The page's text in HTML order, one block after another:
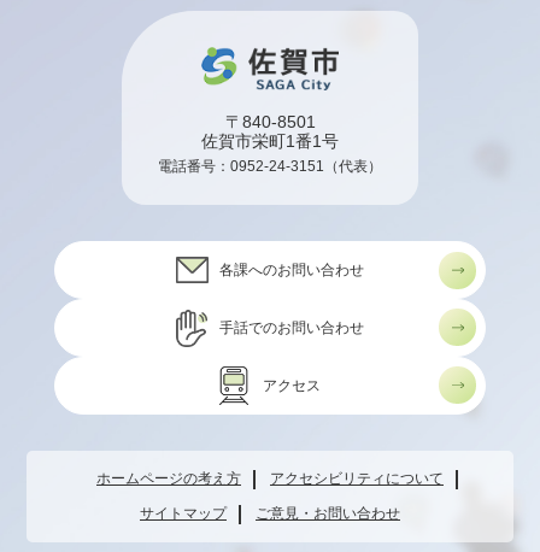
〒840-8501
佐賀市栄町1番1号
電話番号： 0952-24-3151 （代表）
各課へのお問い合わせ
手話でのお問い合わせ
アクセス
ホームページの考え方 アクセシビリティについて
サイトマップ ご意見・お問い合わせ